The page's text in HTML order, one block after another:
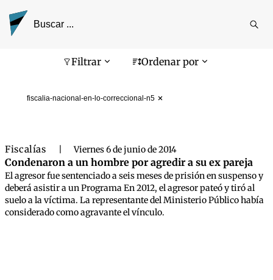
Filtrar Ordenar por
fiscalia-nacional-en-lo-correccional-n5
Pantalla de búsqueda
Fiscalías Viernes 6 de junio de 2014
Condenaron a un hombre por agredir a su ex pareja
El agresor fue sentenciado a seis meses de prisión en suspenso y
deberá asistir a un Programa En 2012, el agresor pateó y tiró al
suelo a la víctima. La representante del Ministerio Público había
considerado como agravante el vínculo.